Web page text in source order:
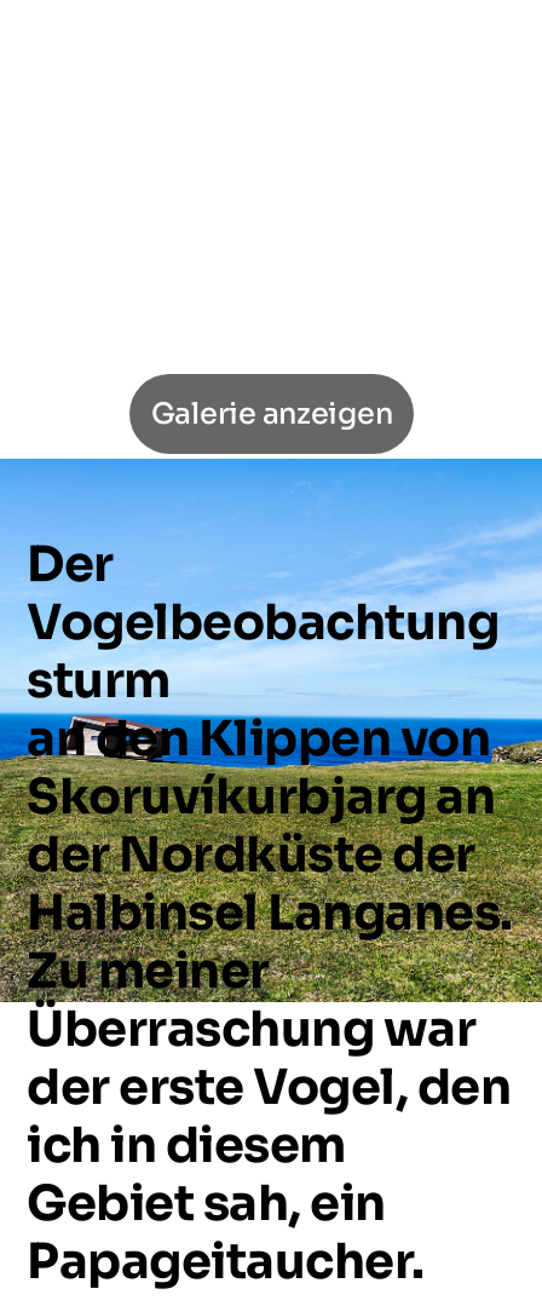
Galerie anzeigen
Der
Vogelbeobachtung
sturm
andenKlippenvon
Skoruvíkurbjargan
derNordküsteder
HalbinselLanganes.
Zumeiner
Überraschungwar
derersteVogel,den
ichindiesem
Gebietsah,ein
Papageitaucher.